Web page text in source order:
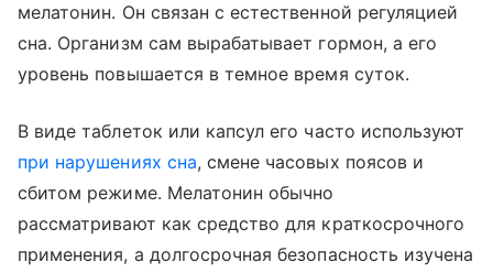
мелатонин. Он связан с естественной регуляцией
сна. Организм сам вырабатывает гормон, а его
уровень повышается в темное время суток.
В виде таблеток или капсул его часто используют
при нарушениях сна, смене часовых поясов и
сбитом режиме. Мелатонин обычно
рассматривают как средство для краткосрочного
применения, а долгосрочная безопасность изучена